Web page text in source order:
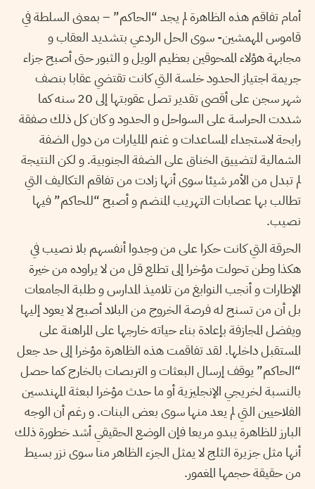
أمام تفاقم هذه الظاهرة لم يجد “الحاكم” – بمعنى السلطة في
قاموس المهمشين- سوى الحل الردعي بتشديد العقاب و
مجابهة هؤلاء الممحوقين بعظيم الويل و الثبور حتى أصبح جزاء
جريمة اجتياز الحدود خلسة التي كانت تقتضي عقابا بنصف
شهر سجن على أقصى تقدير تصل عقوبتها إلى 20 سنه كما
شددت الحراسة على السواحل و الحدود و كان كل ذلك صفقة
رابحة لاستجداء المساعدات و غنم المليارات من دول الضفة
الشمالية لتضييق الخناق على الضفة الجنوبية. و لكن النتيجة
لم تبدل من الأمر شيئا سوى أنها زادت من تفاقم التكاليف التي
تطالب بها عصابات التهريب المنضم و أصبح “للحاكم” فيها
نصيب.
الحرقة التي كانت حكرا على من وجدوا أنفسهم بلا نصيب في
هكذا وطن تحولت مؤخرا إلى تطلع قل من لا يراوده من خيرة
الإطارات و أنجب النوابغ من تلاميذ المدارس و طلبة الجامعات
بل أن من تسنح له فرصة الخروج من البلاد أصبح لا يعود إليها
ويفضل المجازفة بإعادة بناء حياته خارجها على المراهنة على
المستقبل داخلها. لقد تفاقمت هذه الظاهرة مؤخرا إلى حد جعل
“الحاكم” يوقف إرسال البعثات و التربصات بالخارج كما حصل
بالنسبة لخريجي الإنجليزية أو ما حدث مؤخرا لبعثة المهندسين
الفلاحيين التي لم يعد منها سوى بعض البنات. و رغم أن الوجه
البارز للظاهرة يبدو مريعا فإن الوضع الحقيقي أشد خطورة ذلك
أنها مثل جزيرة الثلج لا يمثل الجزء الظاهر منا سوى نزر بسيط
من حقيقة حجمها المغمور.